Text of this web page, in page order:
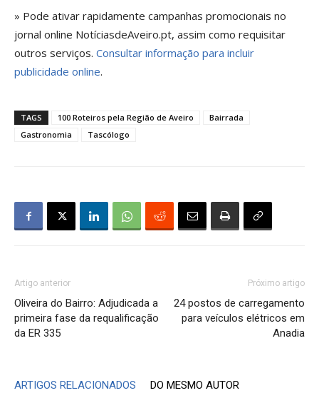
» Pode ativar rapidamente campanhas promocionais no
jornal online NotíciasdeAveiro.pt, assim como requisitar
outros serviços. Consultar informação para incluir
publicidade online.
TAGS 100 Roteiros pela Região de Aveiro
Bairrada
Gastronomia
Tascólogo
Artigo anterior
Oliveira do Bairro: Adjudicada a
primeira fase da requalificação
da ER 335
Próximo artigo
24 postos de carregamento
para veículos elétricos em
Anadia
ARTIGOS RELACIONADOS DO MESMO AUTOR